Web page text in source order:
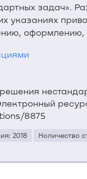
задач».
указаниях
оформлению,
8875
2018 Количество